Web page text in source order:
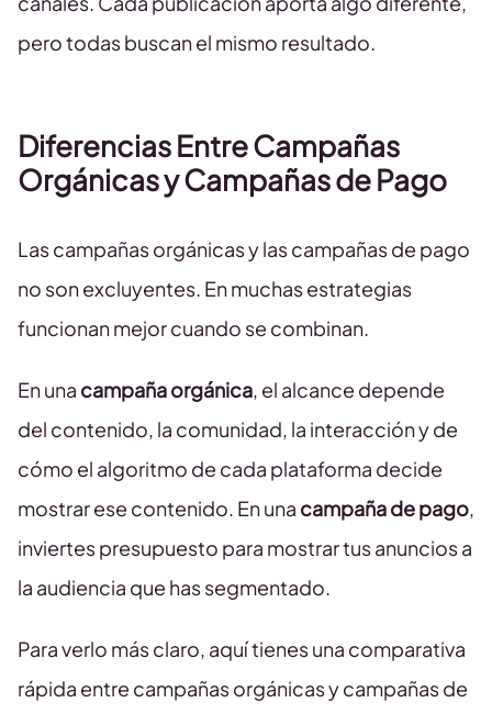
pero todas buscan el mismo resultado.
Diferencias Entre Campañas
Orgánicas y Campañas de Pago
Las campañas orgánicas y las campañas de pago
no son excluyentes. En muchas estrategias
funcionan mejor cuando se combinan.
En una campaña orgánica, el alcance depende
del contenido, la comunidad, la interacción y de
cómo el algoritmo de cada plataforma decide
mostrar ese contenido. En una campaña de pago,
inviertes presupuesto para mostrar tus anuncios a
la audiencia que has segmentado.
Para verlo más claro, aquí tienes una comparativa
rápida entre campañas orgánicas y campañas de